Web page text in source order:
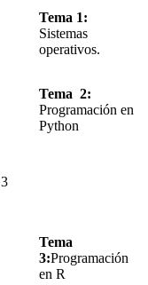
3
Tema 1:
Sistemas
operativos.
Tema 2:
Programación en
Python
Tema
3:Programación
en R